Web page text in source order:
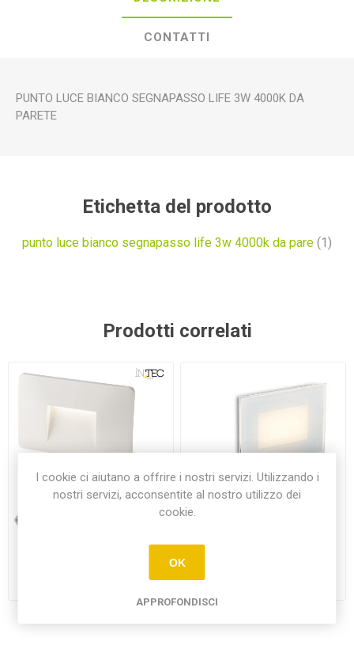
CONTATTI
PUNTO LUCE BIANCO SEGNAPASSO LIFE 3W 4000K DA
PARETE
Etichetta del prodotto
punto luce bianco segnapasso life 3w 4000k da pare (1)
Prodotti correlati
SEGNAPASSO LED BREEN
I cookie ci aiutano a offrire i nostri servizi. Utilizzando i
nostri servizi, acconsentite al nostro utilizzo dei
cookie.
OK
APPROFONDISCI